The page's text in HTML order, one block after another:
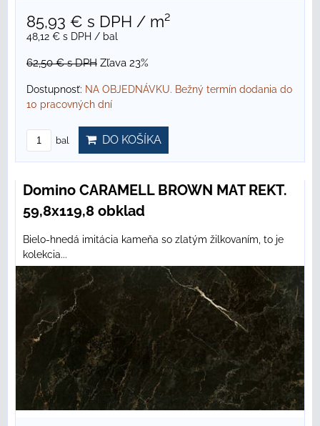
85,93 € s DPH / m²
48,12 € s DPH / bal
62,50 €s DPH Zľava 23%
Dostupnosť: NA OBJEDNÁVKU. Bežný termín dodania do
10 pracovných dní
bal DO KOŠÍKA
Domino CARAMELL BROWN MAT REKT.
59,8x119,8 obklad
Bielo-hnedá imitácia kameňa so zlatým žilkovaním, to je
kolekcia...